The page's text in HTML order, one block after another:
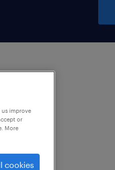
improve
or
More
cookies